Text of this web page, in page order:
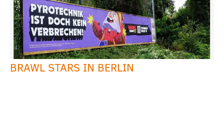
BRAWL STARS IN BERLIN